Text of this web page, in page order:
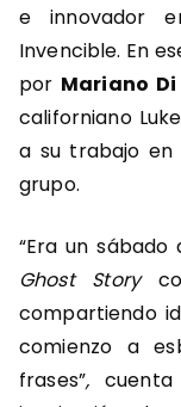
e innovador
Invencible. En
por Mariano Di
californiano
a su trabajo en
grupo.
“Era un
Ghost Story
compartiendo
comienzo a
frases”,